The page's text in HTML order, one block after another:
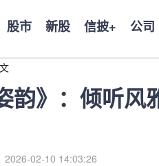
股市 新股 信披+ 公司
韵》：倾听风
2026-02-10 14:03:26